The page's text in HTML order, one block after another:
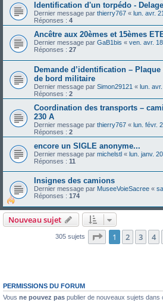
Identification d'un torpédo -
Dernier message par thierry767 « lun. avr.
Réponses : 4
Ancêtre aux 20èmes et 15èmes
Dernier message par GaB1bis « ven. avr.
Réponses : 27
Demande d’identification –
de bord militaire
Dernier message par Simon29121 « lun.
Réponses : 2
Coordination des transports –
230 A
Dernier message par thierry767 « lun. févr.
Réponses : 2
encore un SIGLE anonyme...
Dernier message par michelstl « lun. janv.
Réponses : 11
Insignes des camions
Dernier message par MuseeVoieSacree «
Réponses : 174
Nouveau sujet
305 sujets Page 1sur13
1 2 3 4
PERMISSIONS DU FORUM
Vous ne pouvez pas publier de nouveaux sujets dans